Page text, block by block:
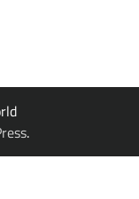
.